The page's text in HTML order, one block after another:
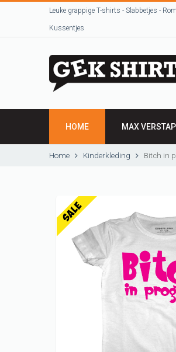
Leuke grappige T-shirts - Slabbetjes -
Kussentjes
HOME MAX
Home Kinderkleding Bitch in